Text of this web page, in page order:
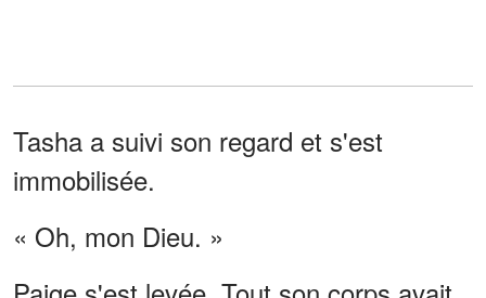
Tasha a suivi son regard et s'est
immobilisée.
« Oh, mon Dieu. »